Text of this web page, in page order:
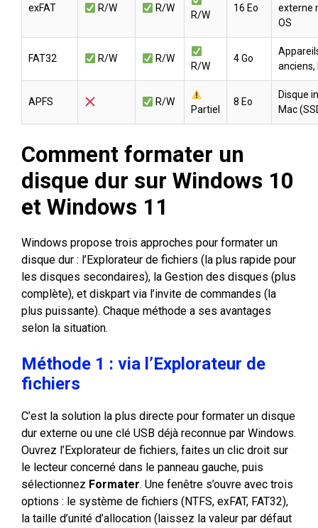
exFAT R/W R/W
R/W
16 Eo
externe
OS
FAT32 R/W R/W
R/W
4 Go
anciens,
APFS R/W
Partiel
8 Eo
Disque
Mac
Comment formater un
disque dur sur Windows 10
et Windows 11
Windows propose trois approches pour formater un
disque dur : l’Explorateur de fichiers (la plus rapide pour
les disques secondaires), la Gestion des disques (plus
complète), et diskpart via l’invite de commandes (la
plus puissante). Chaque méthode a ses avantages
selon la situation.
Méthode 1 : via l’Explorateur de
fichiers
C’est la solution la plus directe pour formater un disque
dur externe ou une clé USB déjà reconnue par Windows.
Ouvrez l’Explorateur de fichiers, faites un clic droit sur
le lecteur concerné dans le panneau gauche, puis
sélectionnez Formater. Une fenêtre s’ouvre avec trois
options : le système de fichiers (NTFS, exFAT, FAT32),
la taille d’unité d’allocation (laissez la valeur par défaut